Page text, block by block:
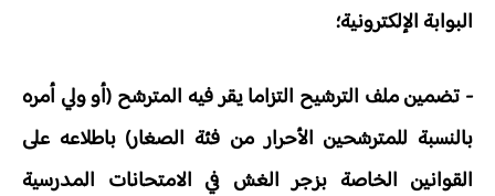
البوابة الإلكترونية؛
- تضمين ملف الترشيح التزاما يقر فيه المترشح (أو ولي أمره
بالنسبة للمترشحين الأحرار من فئة الصغار) باطلاعه على
القوانين الخاصة بزجر الغش في الامتحانات المدرسية